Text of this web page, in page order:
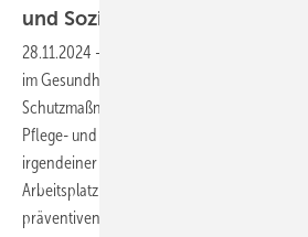
und Sozialwesen
28.11.2024 -
im Gesundheits- und Sozialwesen gehören
Schutzmaßnahmen im betrieblichen
Pflege- und Betreuungskraft im
irgendeiner Form mit Ereignissen von
Arbeitsplatz konfrontiert werden. Dies
präventiven Maßnahmen.